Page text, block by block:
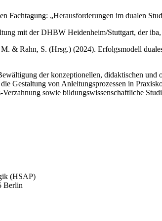
Fachtagung: „Herausforderungen im dualen
mit der DHBW Heidenheim/Stuttgart, der
& Rahn, S. (Hrsg.) (2024). Erfolgsmodell
der konzeptionellen, didaktischen und
Gestaltung von Anleitungsprozessen in
sowie bildungswissenschaftliche
(HSAP)
Berlin